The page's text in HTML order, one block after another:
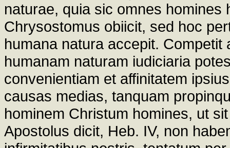
naturae, quia sic omnes
Chrysostomus obiicit, sed hoc
humana natura accepit.
humanam naturam iudiciaria
convenientiam et affinitatem
causas medias, tanquam
hominem Christum homines, ut
Apostolus dicit, Heb. IV, non